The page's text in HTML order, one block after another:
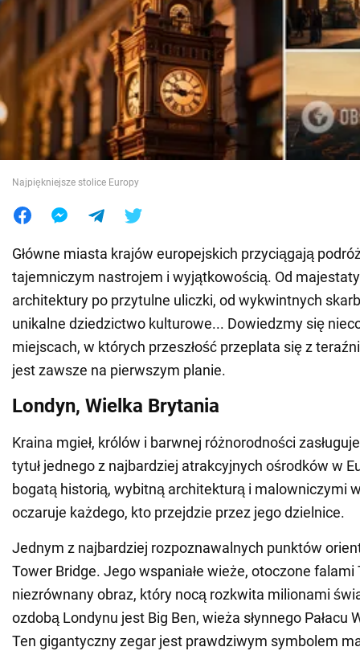
Społeczeństwo
Wojna na Ukrainie
Świat
Jedzenie
Najpiękniejsze stolice Europy
Główne miasta krajów europejskich przyciągają
tajemniczym nastrojem i wyjątkowością. Od
architektury po przytulne uliczki, od wykwintnych
unikalne dziedzictwo kulturowe... Dowiedzmy się
miejscach, w których przeszłość przeplata się z
jest zawsze na pierwszym planie.
Londyn, Wielka Brytania
Kraina mgieł, królów i barwnej różnorodności
tytuł jednego z najbardziej atrakcyjnych ośrodków w
bogatą historią, wybitną architekturą i malowniczymi
oczaruje każdego, kto przejdzie przez jego dzielnice.
Jednym z najbardziej rozpoznawalnych punktów
Tower Bridge. Jego wspaniałe wieże, otoczone falami
niezrównany obraz, który nocą rozkwita milionami
ozdobą Londynu jest Big Ben, wieża słynnego Pałacu
Ten gigantyczny zegar jest prawdziwym symbolem